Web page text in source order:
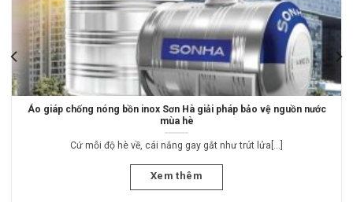
Áo giáp chống nóng bồn inox Sơn Hà giải pháp bảo vệ nguồn nước
mùa hè
Cứ mỗi độ hè về, cái nắng gay gắt như trút lửa[...]
Xem thêm